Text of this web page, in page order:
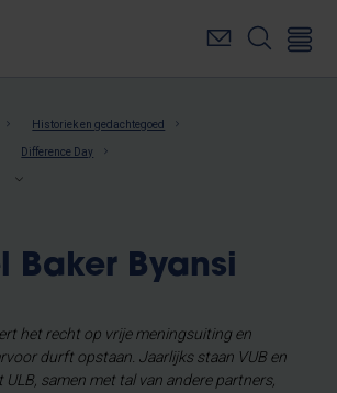
Historiek en gedachtegoed
Difference Day
Baker Byansi
het recht op vrije meningsuiting en
durft opstaan. Jaarlijks staan VUB en
samen met tal van andere partners,